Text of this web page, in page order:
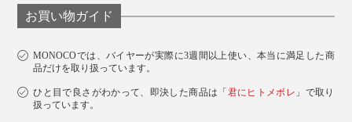
お買い物ガイド
MONOCOでは、バイヤーが実際に3週間以上使い、本当に満足した商
品だけを取り扱っています。
ひと目で良さがわかって、即決した商品は「君にヒトメボレ 」で取り
扱っています。